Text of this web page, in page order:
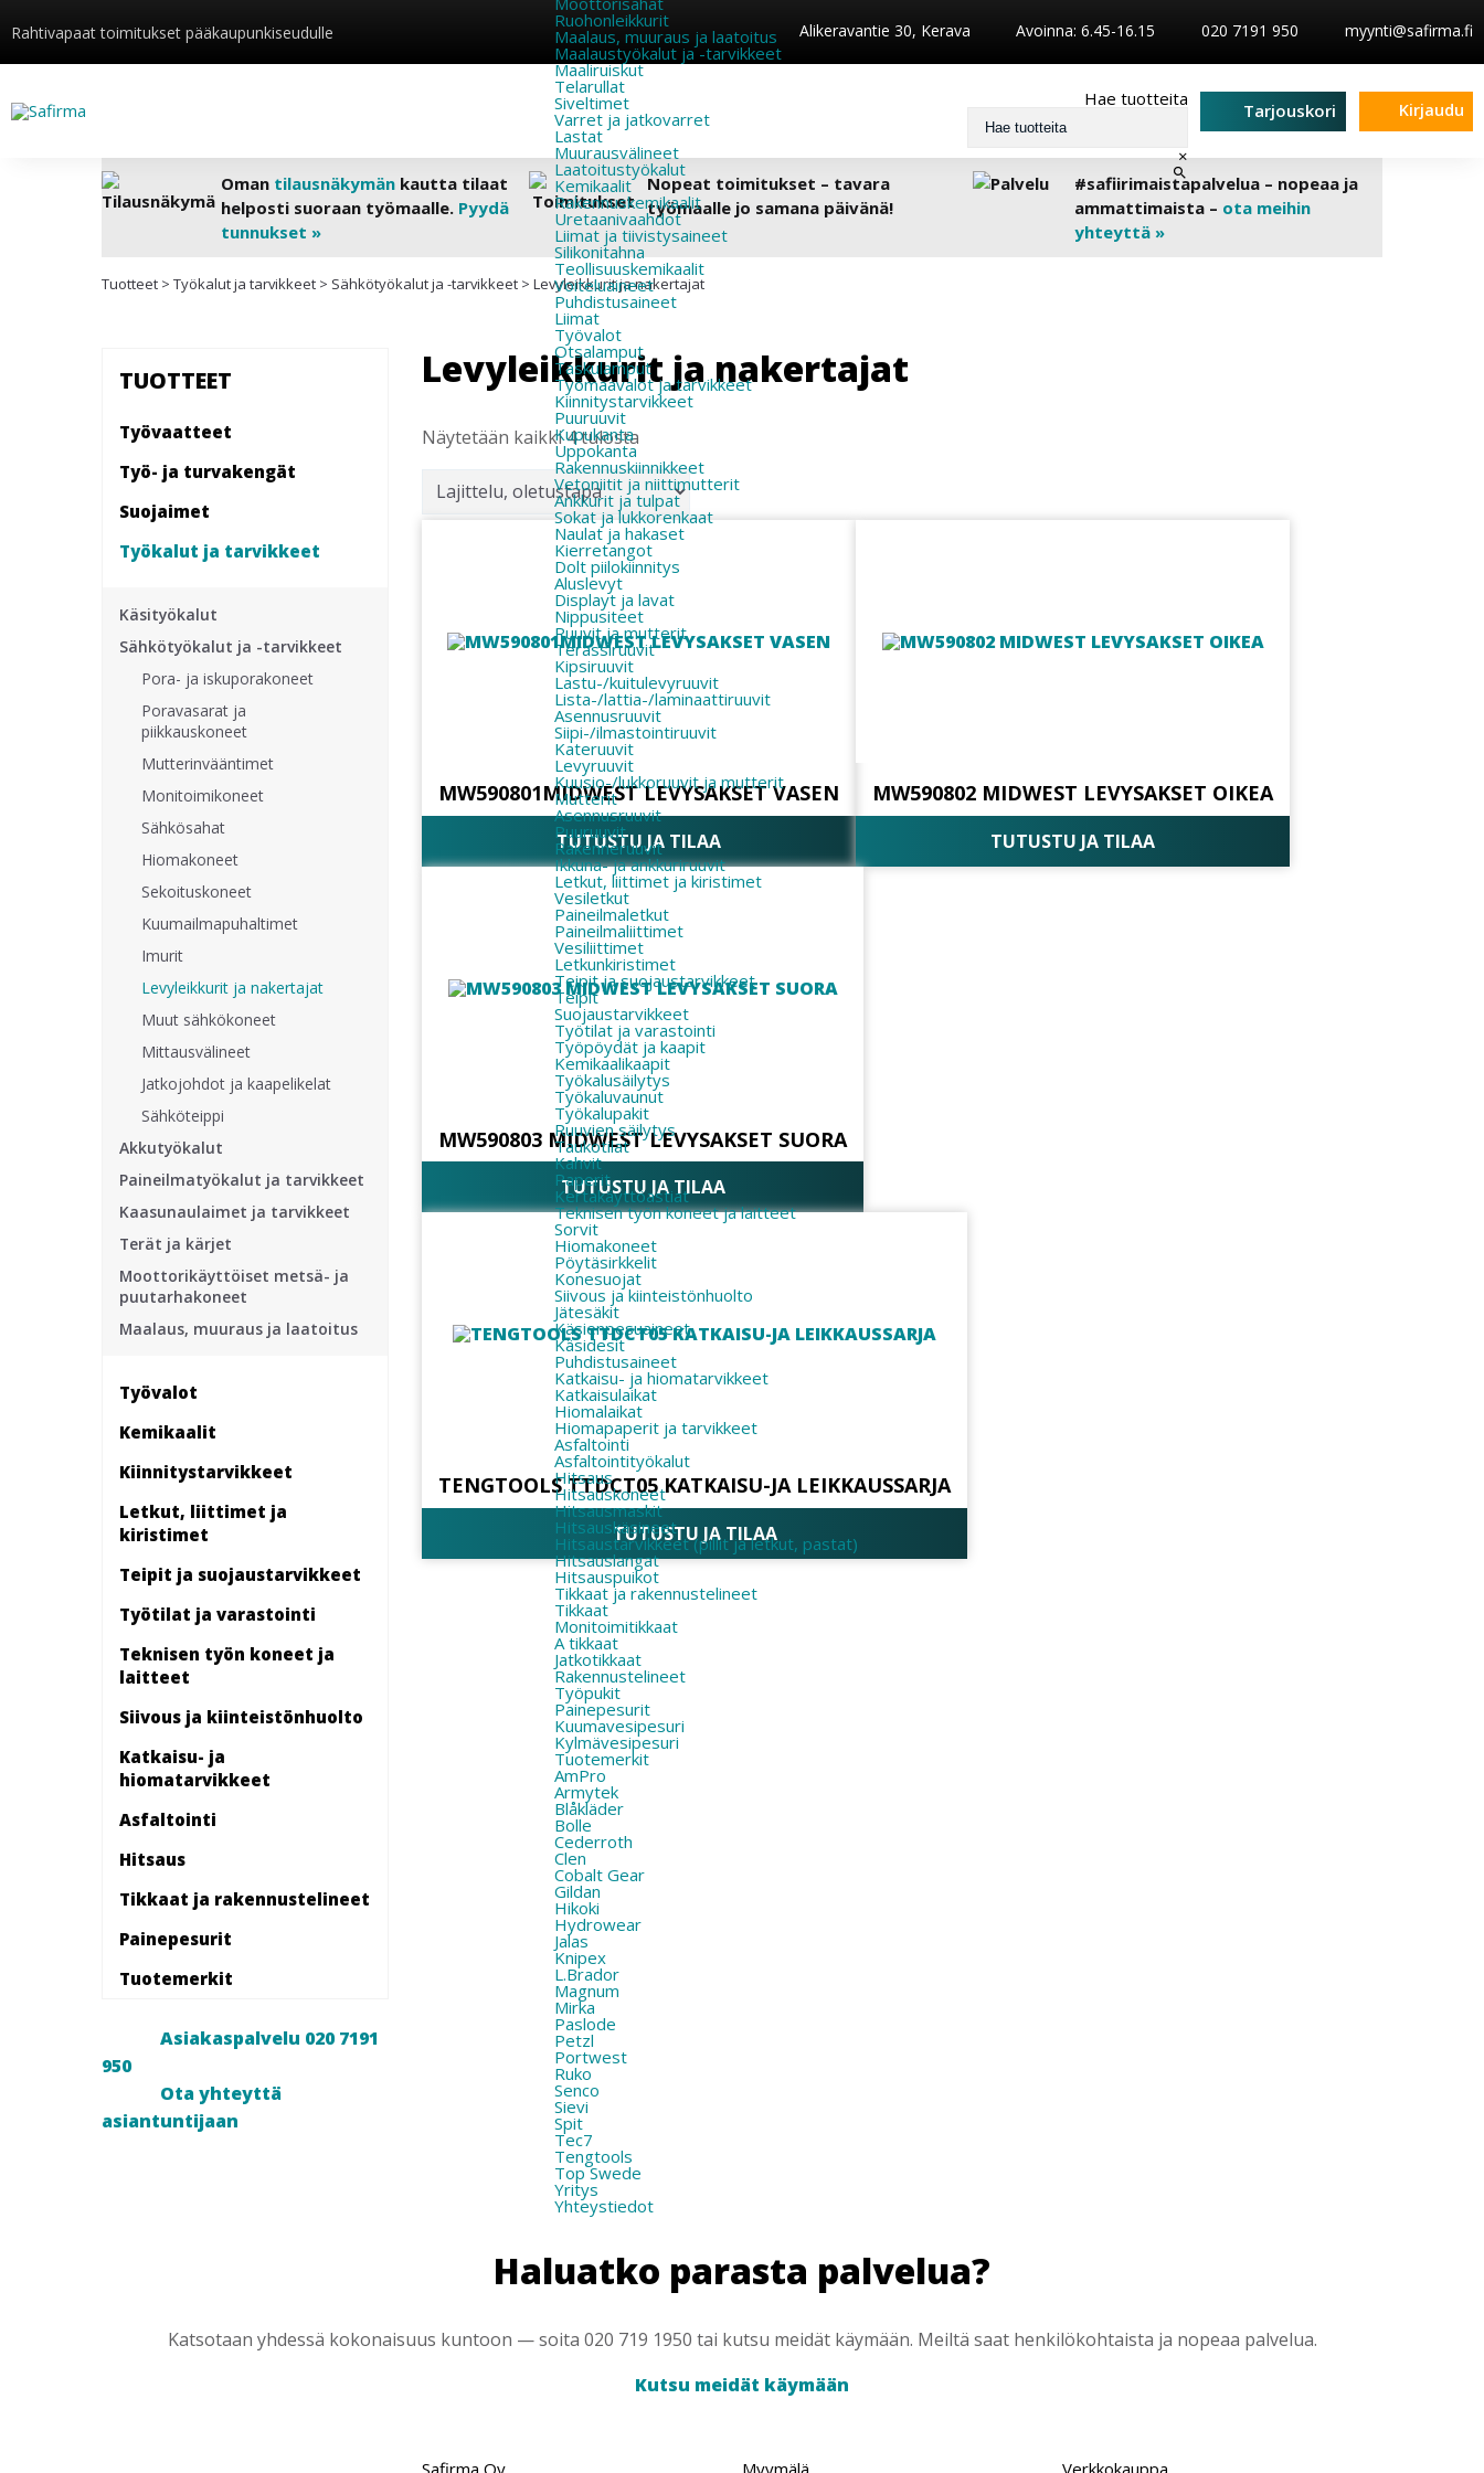
Rahtivapaat toimitukset pääkaupunkiseudulle Alikeravantie 30, Kerava Avoinna: 6.45-16.15 020 7191 950 myynti@safirma.fi
Ruohonleikkurit
Maalaus, muuraus ja laatoitus
Maalaustyökalut ja -tarvikkeet
Maaliruiskut
Telarullat
Siveltimet
Varret ja jatkovarret
Lastat
Muurausvälineet
Laatoitustyökalut
Kemikaalit
Rakennuskemikaalit
Uretaanivaahdot
Liimat ja tiivistysaineet
Silikonitahna
Teollisuuskemikaalit
Voiteluaineet
Puhdistusaineet
Liimat
Työvalot
Otsalamput
Taskulamput
Työmaavalot ja tarvikkeet
Kiinnitys­tarvikkeet
Puuruuvit
Kupukanta
Uppokanta
Rakennuskiinnikkeet
Vetoniitit ja niittimutterit
Ankkurit ja tulpat
Sokat ja lukkorenkaat
Naulat ja hakaset
Kierretangot
Dolt piilokiinnitys
Aluslevyt
Displayt ja lavat
Nippusiteet
Ruuvit ja mutterit
Terassiruuvit
Kipsiruuvit
Lastu-/kuitulevyruuvit
Lista-/lattia-/laminaattiruuvit
Asennusruuvit
Siipi-/ilmastointiruuvit
Kateruuvit
Levyruuvit
Kuusio-/lukkoruuvit ja mutterit
Mutterit
Asennusruuvit
Puuruuvit
Rakenneruuvit
Ikkuna- ja ankkuriruuvit
Letkut, liittimet ja kiristimet
Vesiletkut
Paineilmaletkut
Paineilmaliittimet
Vesiliittimet
Letkunkiristimet
Teipit ja suojaustarvikkeet
Teipit
Suojaustarvikkeet
Työtilat ja varastointi
Työpöydät ja kaapit
Kemikaalikaapit
Työkalusäilytys
Työkaluvaunut
Työkalupakit
Ruuvien säilytys
Taukotilat
Kahvit
Paperit
Kertakäyttöastiat
Teknisen työn koneet ja laitteet
Sorvit
Hiomakoneet
Pöytäsirkkelit
Konesuojat
Siivous ja kiinteistönhuolto
Jätesäkit
Käsienpesuaineet
Käsidesit
Puhdistusaineet
Katkaisu- ja hiomatarvikkeet
Katkaisulaikat
Hiomalaikat
Hiomapaperit ja tarvikkeet
Asfaltointi
Asfaltointityökalut
Hitsaus
Hitsauskoneet
Hitsausmaskit
Hitsauskäsineet
Hitsaustarvikkeet (pillit ja letkut, pastat)
Hitsauslangat
Hitsauspuikot
Tikkaat ja rakennustelineet
Tikkaat
Monitoimitikkaat
A tikkaat
Jatkotikkaat
Rakennustelineet
Työpukit
Painepesurit
Kuumavesipesuri
Kylmävesipesuri
Tuotemerkit
AmPro
Armytek
Blåkläder
Bolle
Cederroth
Clen
Cobalt Gear
Gildan
Hikoki
Hydrowear
Jalas
Knipex
L.Brador
Magnum
Mirka
Paslode
Petzl
Portwest
Ruko
Senco
Sievi
Spit
Tec7
Tengtools
Top Swede
Yritys
Yhteystiedot
Hae tuotteita
×
Tarjouskori Kirjaudu
Oman tilausnäkymänkautta tilaat
helposti suoraan työmaalle. Pyydä
tunnukset »
Nopeat toimitukset – tavara
työmaalle jo samana päivänä!
#safiirimaistapalvelua – nopeaa ja
ammattimaista – ota meihin
yhteyttä »
Tuotteet > Työkalut ja tarvikkeet > Sähkötyökalut ja -tarvikkeet > Levyleikkurit ja nakertajat
TUOTTEET
Työvaatteet
Työ- ja turvakengät
Suojaimet
Työkalut ja tarvikkeet
Käsityökalut
Sähkötyökalut ja -tarvikkeet
Pora- ja iskuporakoneet
Poravasarat ja
piikkauskoneet
Mutterinvääntimet
Monitoimikoneet
Sähkösahat
Hiomakoneet
Sekoituskoneet
Kuumailmapuhaltimet
Imurit
Levyleikkurit ja nakertajat
Muut sähkökoneet
Mittausvälineet
Jatkojohdot ja kaapelikelat
Sähköteippi
Akkutyökalut
Paineilmatyökalut ja tarvikkeet
Kaasunaulaimet ja tarvikkeet
Terät ja kärjet
Moottorikäyttöiset metsä- ja
puutarhakoneet
Maalaus, muuraus ja laatoitus
Työvalot
Kemikaalit
Kiinnitys­tarvikkeet
Letkut, liittimet ja
kiristimet
Teipit ja suojaustarvikkeet
Työtilat ja varastointi
Teknisen työn koneet ja
laitteet
Siivous ja kiinteistönhuolto
Katkaisu- ja
hiomatarvikkeet
Asfaltointi
Hitsaus
Tikkaat ja rakennustelineet
Painepesurit
Tuotemerkit
Asiakaspalvelu 020 7191
950
Ota yhteyttä
asiantuntijaan
Levyleikkurit ja nakertajat
Näytetään kaikki 4 tulosta
MW590801MIDWEST LEVYSAKSET VASEN
TUTUSTU JA TILAA
MW590802 MIDWEST LEVYSAKSET OIKEA
TUTUSTU JA TILAA
MW590803 MIDWEST LEVYSAKSET SUORA
TUTUSTU JA TILAA
TENGTOOLS TTDCT05 KATKAISU-JA LEIKKAUSSARJA
TUTUSTU JA TILAA
Haluatko parasta palvelua?
Katsotaan yhdessä kokonaisuus kuntoon — soita 020 719 1950 tai kutsu meidät käymään. Meiltä saat henkilökohtaista ja nopeaa palvelua.
Kutsu meidät käymään
Safirma Oy Myymälä Verkkokauppa